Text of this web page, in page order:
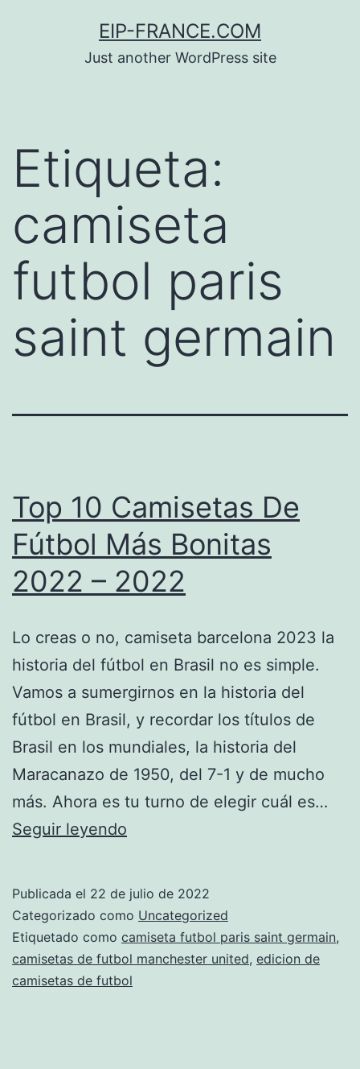
EIP-FRANCE.COM
Just another WordPress site
Etiqueta:
camiseta
futbol paris
saint germain
Top 10 Camisetas De
Fútbol Más Bonitas
2022 – 2022
Lo creas o no, camiseta barcelona 2023 la
historia del fútbol en Brasil no es simple.
Vamos a sumergirnos en la historia del
fútbol en Brasil, y recordar los títulos de
Brasil en los mundiales, la historia del
Maracanazo de 1950, del 7-1 y de mucho
más. Ahora es tu turno de elegir cuál es…
Seguir leyendo
De
Fútbol
Más
Bonitas
Publicada el 22 de julio de 2022
Categorizado como Uncategorized
Etiquetado como camiseta futbol paris saint germain,
camisetas de futbol manchester united, edicion de
camisetas de futbol